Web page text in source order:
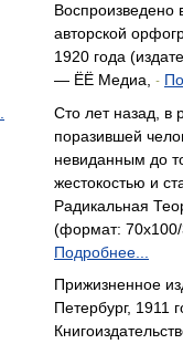
Воспроизведено
авторской
1920 года
— ЁЁ Медиа,
-
Сто лет назад, в
поразившей
невиданным до
жестокостью и
Радикальная
(формат: 70x100/
Подробнее...
Прижизненное
Петербург, 1911